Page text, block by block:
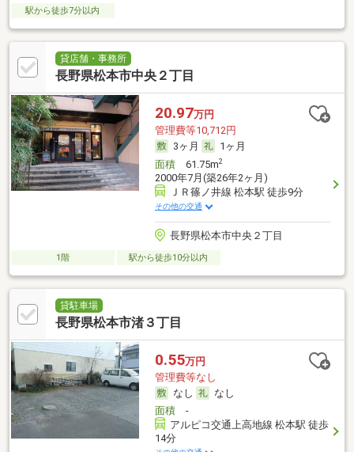
駅から徒歩7分以内
貸店舗・事務所
長野県松本市中央２丁目
20.97万円
管理費等10,712円
3ヶ月
1ヶ月
面積61.75m2
2000年7月(築26年2ヶ月)
ＪＲ篠ノ井線 松本駅 徒歩9分
その他の交通
長野県松本市中央２丁目
1階 駅から徒歩10分以内
貸駐車場
長野県松本市渚３丁目
0.55万円
管理費等なし
なし
なし
面積-
アルピコ交通上高地線 松本駅 徒歩
14分